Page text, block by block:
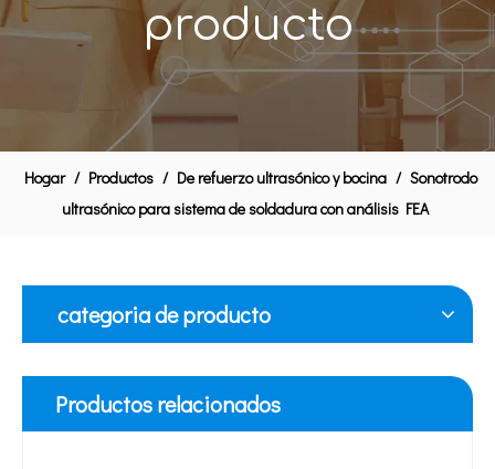
producto
Hogar / Productos / De refuerzo ultrasónico y bocina / Sonotrodo
ultrasónico para sistema de soldadura con análisis FEA
categoria de producto
Productos relacionados
Rinco ultrasónico Booster para soldadura ultrasónica vibrador Tubo de sellado de tubo de ultrasonido de plástico 20HHz 1000W Manguera de sellado de extremo